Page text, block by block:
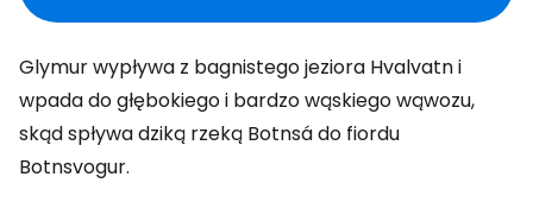
Glymur wypływa z bagnistego jeziora Hvalvatn i
wpada do głębokiego i bardzo wąskiego wąwozu,
skąd spływa dziką rzeką Botnsá do fiordu
Botnsvogur.